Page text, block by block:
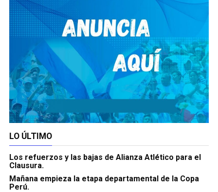
LO ÚLTIMO
Los refuerzos y las bajas de Alianza Atlético para el
Clausura.
Mañana empieza la etapa departamental de la Copa
Perú.